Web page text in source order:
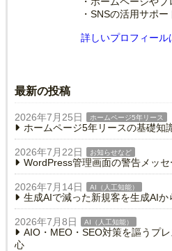
・SNSの活用サポー
詳しいプロフィール
最新の投稿
2026年7月25日 ホームページ5年リース
ホームページ5年リースの基礎知
2026年7月22日 お知らせなど
WordPress管理画面の警告メッ
2026年7月14日 AI（人工知能）
生成AIで減った新規客を生成AI
2026年7月8日 AI（人工知能）
AIO・MEO・SEO対策を謳うプ
心